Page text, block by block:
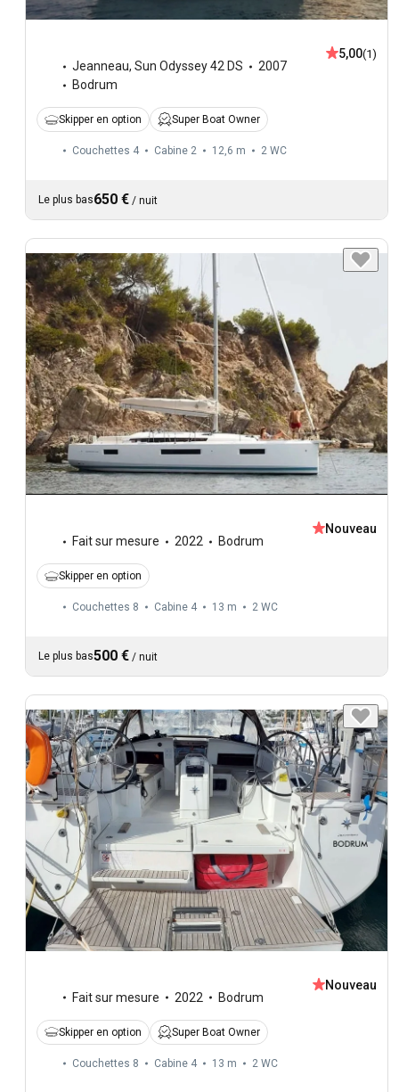
Jeanneau, Sun Odyssey 42 DS
2007
Bodrum
5,00(1)
Skipper en option Super Boat Owner
Couchettes 4 Cabine 2 12,6 m 2 WC
Le plus bas650 € / nuit
Fait sur mesure 2022 Bodrum
Nouveau
Skipper en option
Couchettes 8 Cabine 4 13 m 2 WC
Le plus bas500 € / nuit
Fait sur mesure 2022 Bodrum
Nouveau
Skipper en option Super Boat Owner
Couchettes 8 Cabine 4 13 m 2 WC